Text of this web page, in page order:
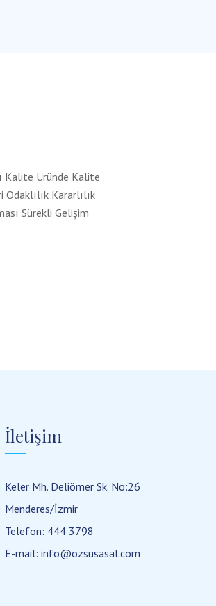
Kalite Üründe Kalite
Kararlılık
Sürekli Gelişim
İletişim
Keler Mh. Deliömer Sk. No:26
Menderes/İzmir
Telefon: 444 3798
E-mail: info@ozsusasal.com